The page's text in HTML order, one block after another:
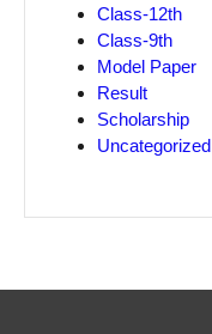
Class-12th
Class-9th
Model Paper
Result
Scholarship
Uncategorized